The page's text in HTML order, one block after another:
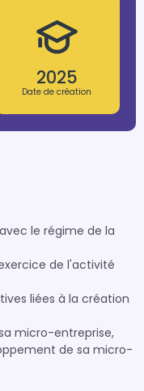
2025
Date de création
le régime de la
de l'activité
liées à la création
micro-entreprise,
de sa micro-